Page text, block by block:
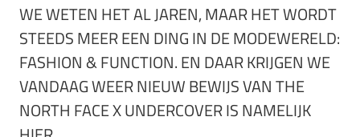
WE WETEN HET AL JAREN, MAAR HET WORDT
STEEDS MEER EEN DING IN DE MODEWERELD:
FASHION & FUNCTION. EN DAAR KRIJGEN WE
VANDAAG WEER NIEUW BEWIJS VAN THE
NORTH FACE X UNDERCOVER IS NAMELIJK